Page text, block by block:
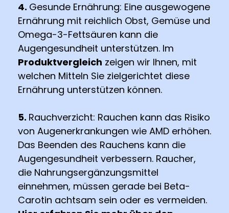
4. Gesunde Ernährung: Eine ausgewogene
Ernährung mit reichlich Obst, Gemüse und
Omega-3-Fettsäuren kann die
Augengesundheit unterstützen. Im
Produktvergleich zeigen wir Ihnen, mit
welchen Mitteln Sie zielgerichtet diese
Ernährung unterstützen können.
5. Rauchverzicht: Rauchen kann das Risiko
von Augenerkrankungen wie AMD erhöhen.
Das Beenden des Rauchens kann die
Augengesundheit verbessern. Raucher,
die Nahrungsergänzungsmittel
einnehmen, müssen gerade bei Beta-
Carotin achtsam sein oder es vermeiden.